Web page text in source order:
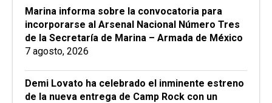
Marina informa sobre la convocatoria para
incorporarse al Arsenal Nacional Número Tres
de la Secretaría de Marina – Armada de México
7 agosto, 2026
Demi Lovato ha celebrado el inminente estreno
de la nueva entrega de Camp Rock con un